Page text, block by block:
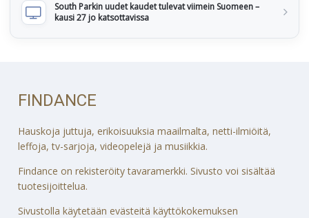
South Parkin uudet kaudet tulevat viimein Suomeen –
kausi 27 jo katsottavissa
FINDANCE
Hauskoja juttuja, erikoisuuksia maailmalta, netti-ilmiöitä,
leffoja, tv-sarjoja, videopelejä ja musiikkia.
Findance on rekisteröity tavaramerkki. Sivusto voi sisältää
tuotesijoittelua.
Sivustolla käytetään evästeitä käyttökokemuksen